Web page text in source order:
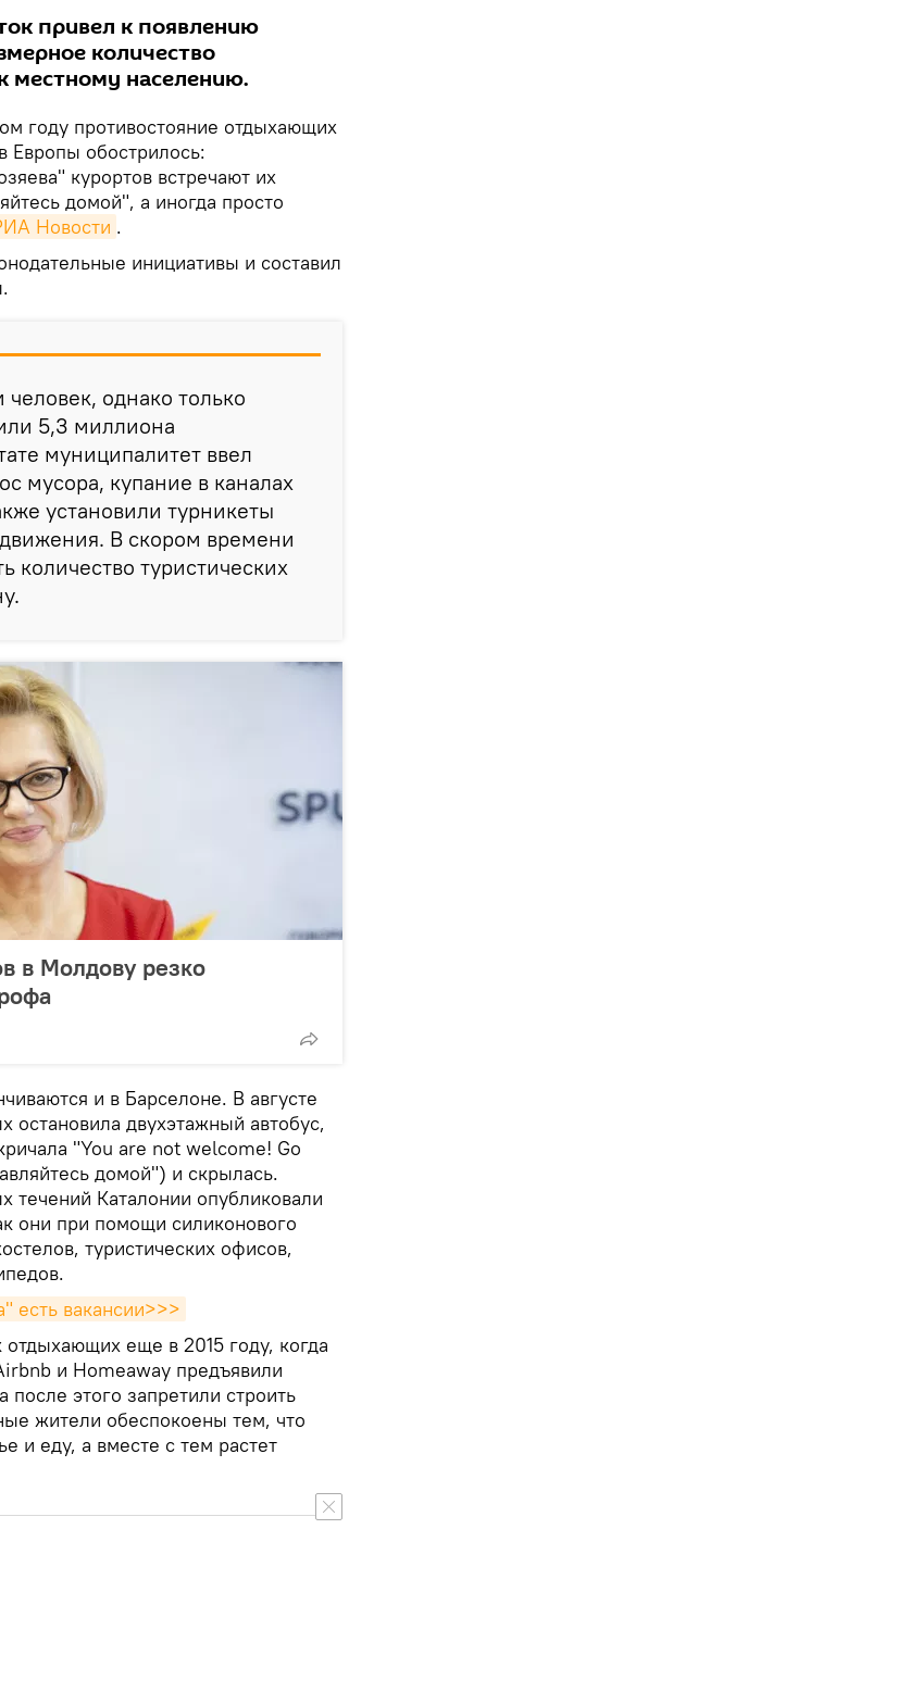
привел к появлению
количество
местному населению.
году противостояние отдыхающих
Европы обострилось:
курортов встречают их
домой", а иногда просто
Новости .
инициативы и составил
однако только
5,3 миллиона
муниципалитет ввел
мусора, купание в каналах
установили турникеты
В скором времени
количество туристических
в Молдову резко
и в Барселоне. В августе
остановила двухэтажный автобус,
"You are not welcome! Go
домой") и скрылась.
течений Каталонии опубликовали
они при помощи силиконового
туристических офисов,
есть вакансии>>>
отдыхающих еще в 2015 году, когда
и Homeaway предъявили
этого запретили строить
жители обеспокоены тем, что
и еду, а вместе с тем растет